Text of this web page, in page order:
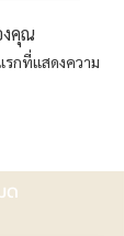
คุณ
กที่แสดงความ
ด